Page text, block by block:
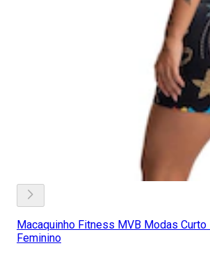
Macaquinho Fitness MVB Modas
Feminino